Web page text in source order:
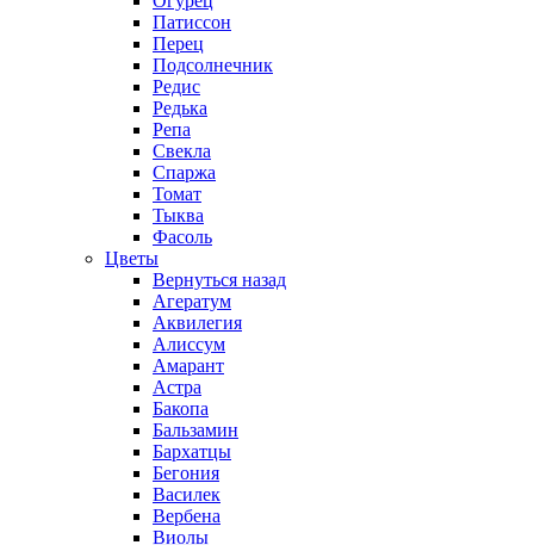
Патиссон
Перец
Подсолнечник
Редис
Редька
Репа
Свекла
Спаржа
Томат
Тыква
Фасоль
Цветы
Вернуться назад
Агератум
Аквилегия
Алиссум
Амарант
Астра
Бакопа
Бальзамин
Бархатцы
Бегония
Василек
Вербена
Виолы